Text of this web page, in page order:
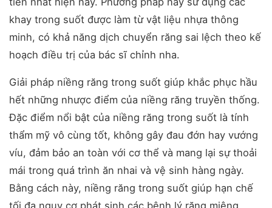
khay trong suốt được làm từ vật liệu nhựa thông
minh, có khả năng dịch chuyển răng sai lệch theo kế
hoạch điều trị của bác sĩ chỉnh nha.
Giải pháp niềng răng trong suốt giúp khắc phục hầu
hết những nhược điểm của niềng răng truyền thống.
Đặc điểm nổi bật của niềng răng trong suốt là tính
thẩm mỹ vô cùng tốt, không gây đau đớn hay vướng
víu, đảm bảo an toàn với cơ thể và mang lại sự thoải
mái trong quá trình ăn nhai và vệ sinh hàng ngày.
Bằng cách này, niềng răng trong suốt giúp hạn chế
tối đa nguy cơ phát sinh các bệnh lý răng miệng